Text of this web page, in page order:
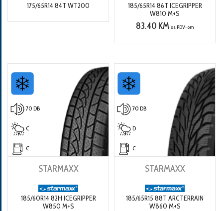
175/65R14 84T WT200
185/65R14 86T ICEGRIPPER
W810 M+S
83.40 KM sa PDV-om
70 DB
C
C
STARMAXX
185/60R14 82H ICEGRIPPER
W850 M+S
70 DB
D
C
STARMAXX
185/65R15 88T ARCTERRAIN
W860 M+S